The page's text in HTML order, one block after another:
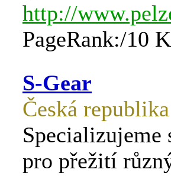
http://
PageRank:/10
S-Gear
Česká republika
Specializujeme
pro přežití